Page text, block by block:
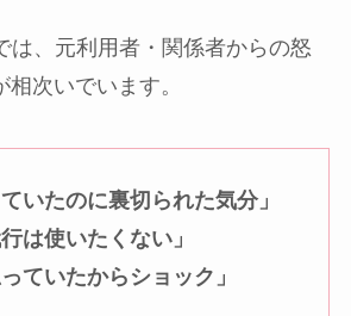
は、元利用者・関係者からの怒
次いでいます。
いたのに裏切られた気分」
は使いたくない」
ていたからショック」